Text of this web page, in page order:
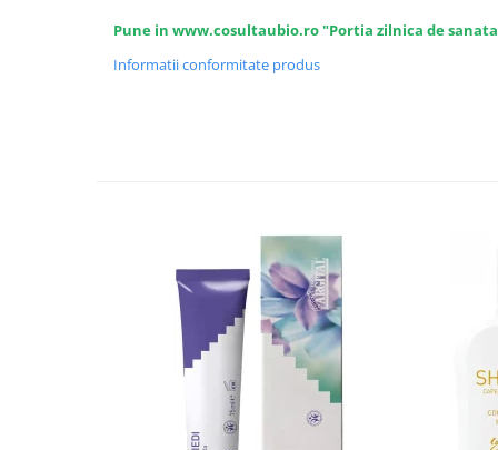
Pune in www.cosultaubio.ro "Portia zilnica de
Informatii conformitate produs